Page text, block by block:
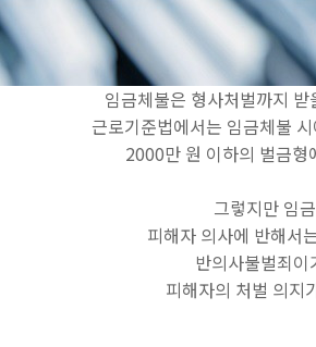
임금체불은 형사처벌까지
근로기준법에서는 임금체불
2000만 원 이하의 벌금형
그렇지만 임
피해자 의사에 반해서
반의사불벌죄이
피해자의 처벌 의지